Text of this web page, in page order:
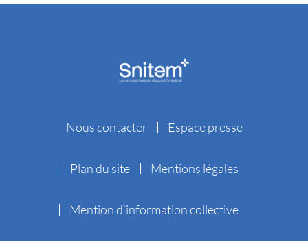
Nous contacter Espace presse
Plan du site Mentions légales
Mention d’information collective